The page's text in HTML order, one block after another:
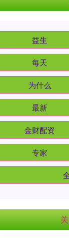
益生
每天
为什么
最新
金财配资
专家